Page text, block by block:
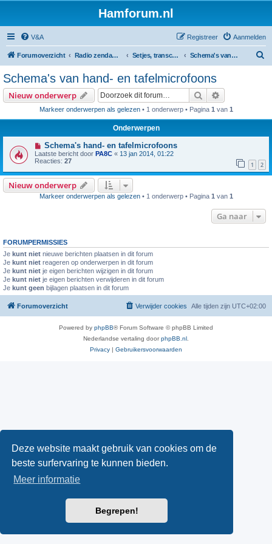
Deze website maakt gebruik van cookies om de
beste surfervaring te kunnen bieden.
Meer informatie
Begrepen!
Hamforum.nl
V&A Aanmelden
Registreer
Forumoverzicht Radio zendamateur, luisteramateur en elektronica zelfbouw Setjes, transceivers, portofoons, ontvangers, mods, tips, etc Schema's van hand- en tafelmicrofoons
Schema's van hand- en tafelmicrofoons
Nieuw onderwerp Zoek
Markeer onderwerpen als gelezen• 1 onderwerp • Pagina 1 van 1
Onderwerpen
Schema's hand- en tafelmicrofoons
Laatste bericht door PA8C « 13 jan 2014, 01:22
Reacties: 27 1 2
Nieuw onderwerp
Markeer onderwerpen als gelezen• 1 onderwerp • Pagina 1 van 1
Ga naar
FORUMPERMISSIES
Je kunt niet nieuwe berichten plaatsen in dit forum
Je kunt niet reageren op onderwerpen in dit forum
Je kunt niet je eigen berichten wijzigen in dit forum
Je kunt niet je eigen berichten verwijderen in dit forum
Je kunt geen bijlagen plaatsen in dit forum
Forumoverzicht Alle tijden zijn UTC+02:00
Verwijder cookies
Powered by phpBB® Forum Software © phpBB Limited
Nederlandse vertaling doorphpBB.nl
Privacy | Gebruikersvoorwaarden